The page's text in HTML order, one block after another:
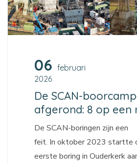
06 februari
2026
De SCAN-
afgerond: 8 op een
De SCAN-boringen zijn een
feit. In oktober 2023 startte
eerste boring in Ouderkerk